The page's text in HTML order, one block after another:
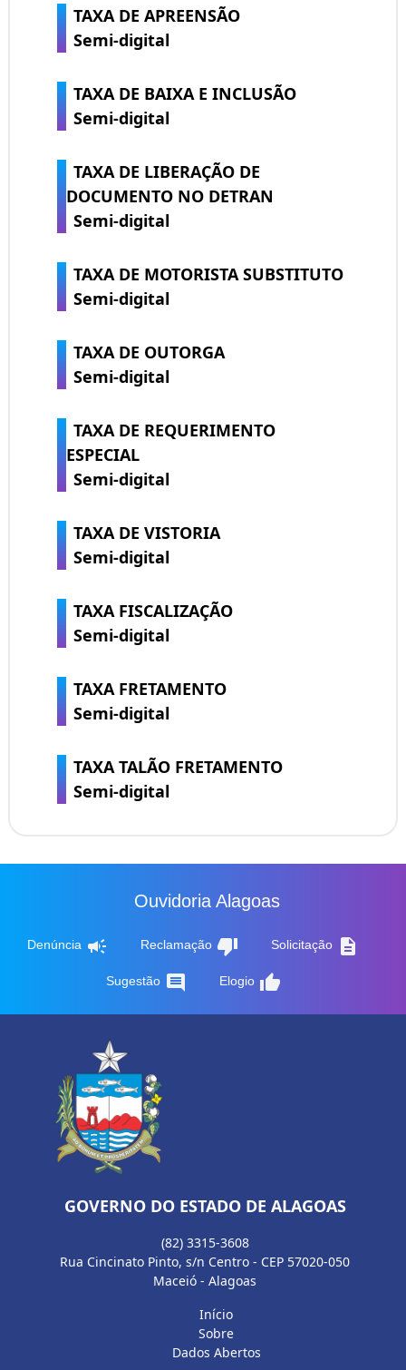
TAXA DE APREENSÃO
Semi-digital
TAXA DE BAIXA E INCLUSÃO
Semi-digital
TAXA DE LIBERAÇÃO DE
DOCUMENTO NO DETRAN
Semi-digital
TAXA DE MOTORISTA SUBSTITUTO
Semi-digital
TAXA DE OUTORGA
Semi-digital
TAXA DE REQUERIMENTO
ESPECIAL
Semi-digital
TAXA DE VISTORIA
Semi-digital
TAXA FISCALIZAÇÃO
Semi-digital
TAXA FRETAMENTO
Semi-digital
TAXA TALÃO FRETAMENTO
Semi-digital
Ouvidoria Alagoas
Denúncia campaign Reclamação thumb_down Solicitação description
Sugestão comment Elogio thumb_up
GOVERNO DO ESTADO DE ALAGOAS
(82) 3315-3608
Rua Cincinato Pinto, s/n Centro - CEP 57020-050
Maceió - Alagoas
Início
Sobre
Dados Abertos